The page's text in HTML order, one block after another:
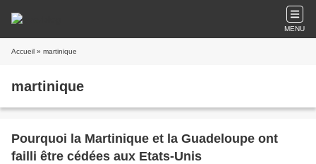
MENU
Accueil » martinique
martinique
Pourquoi la Martinique et la Guadeloupe ont
failli être cédées aux Etats-Unis